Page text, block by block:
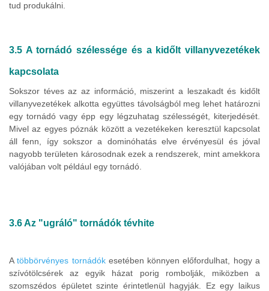
tud produkálni.
3.5 A tornádó szélessége és a kidőlt villanyvezetékek
kapcsolata
Sokszor téves az az információ, miszerint a leszakadt és kidőlt
villanyvezetékek alkotta együttes távolságból meg lehet határozni
egy tornádó vagy épp egy légzuhatag szélességét, kiterjedését.
Mivel az egyes póznák között a vezetékeken keresztül kapcsolat
áll fenn, így sokszor a dominóhatás elve érvényesül és jóval
nagyobb területen károsodnak ezek a rendszerek, mint amekkora
valójában volt például egy tornádó.
3.6 Az "ugráló" tornádók tévhite
Atöbbörvényes tornádók esetében könnyen előfordulhat, hogy a
szívótölcsérek az egyik házat porig rombolják, miközben a
szomszédos épületet szinte érintetlenül hagyják. Ez egy laikus